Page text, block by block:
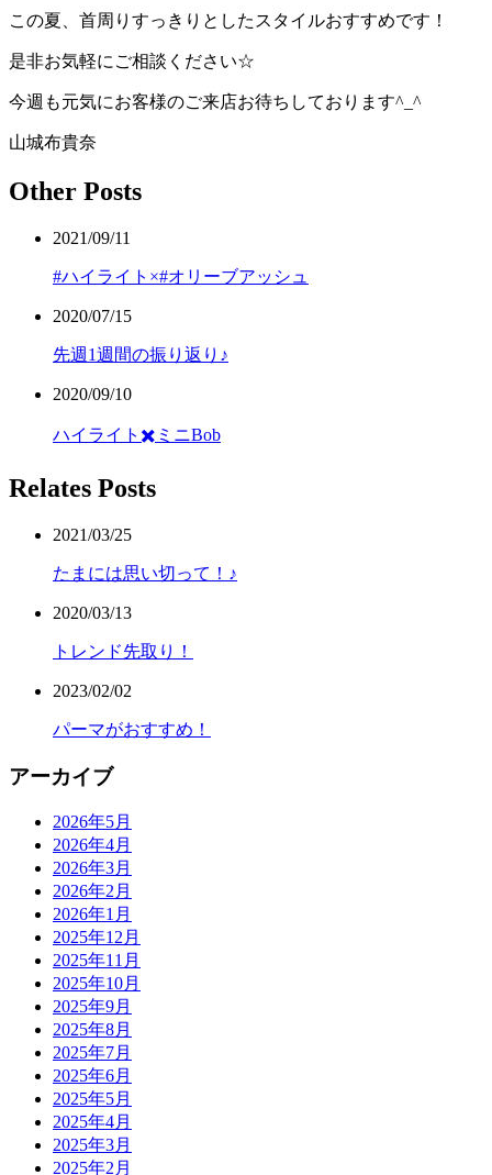
この夏、首周りすっきりとしたスタイルおすすめです！
是非お気軽にご相談ください☆
今週も元気にお客様のご来店お待ちしております^_^
山城布貴奈
Other Posts
2021/09/11
#ハイライト×#オリーブアッシュ
2020/07/15
先週1週間の振り返り♪
2020/09/10
ハイライト✖️ミニBob
Relates Posts
2021/03/25
たまには思い切って！♪
2020/03/13
トレンド先取り！
2023/02/02
パーマがおすすめ！
アーカイブ
2026年5月
2026年4月
2026年3月
2026年2月
2026年1月
2025年12月
2025年11月
2025年10月
2025年9月
2025年8月
2025年7月
2025年6月
2025年5月
2025年4月
2025年3月
2025年2月